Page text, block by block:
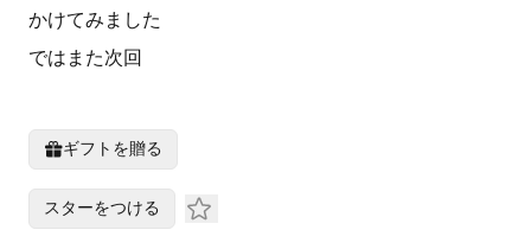
かけてみました
ではまた次回
ギフトを贈る
スターをつける